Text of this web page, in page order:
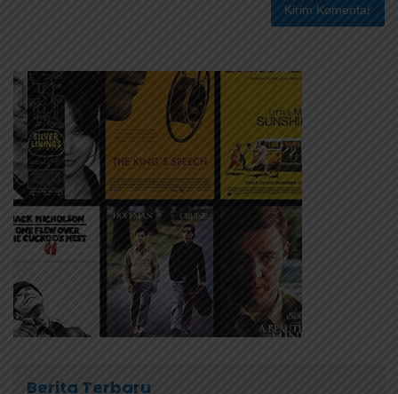
Berita Terbaru